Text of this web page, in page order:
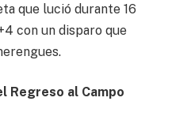
que lució durante 16
con un disparo que
Regreso al Campo